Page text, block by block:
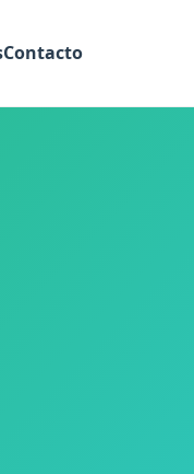
Contacto